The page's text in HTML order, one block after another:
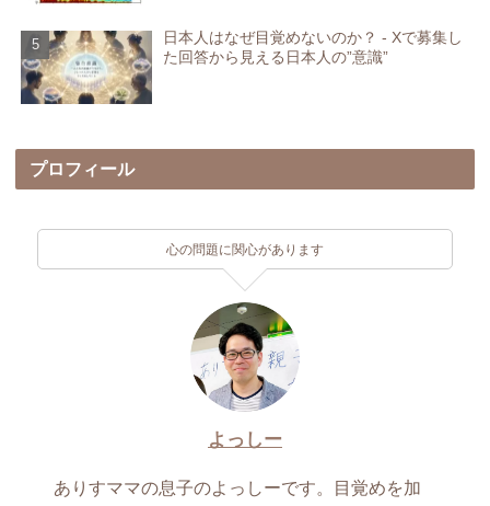
日本人はなぜ目覚めないのか？ - Xで募集し
た回答から見える日本人の”意識”
プロフィール
心の問題に関心があります
よっしー
ありすママの息子のよっしーです。目覚めを加